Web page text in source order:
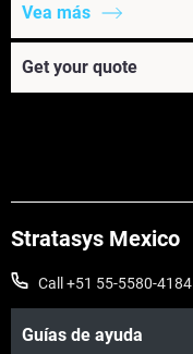
Vea más
Get your quote
Stratasys Mexico
Call +51 55-5580-4184
Guías de ayuda